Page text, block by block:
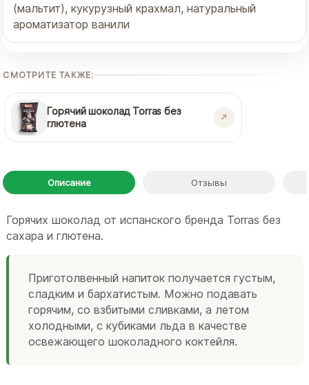
(мальтит), кукурузный крахмал, натуральный
ароматизатор ванили
СМОТРИТЕ ТАКЖЕ:
Горячий шоколад Torras без
глютена
Описание Отзывы
Горячих шоколад от испанского бренда Torras без
сахара и глютена.
Приготолвенный напиток получается густым,
сладким и бархатистым. Можно подавать
горячим, со взбитыми сливками, а летом
холодными, с кубиками льда в качестве
освежающего шоколадного коктейля.